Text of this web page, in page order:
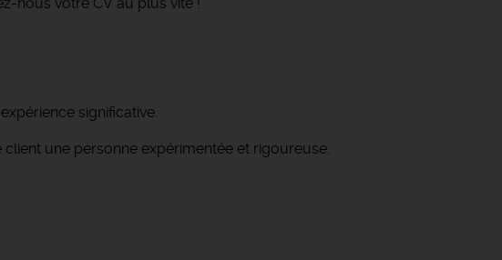
significative.
une personne expérimentée et rigoureuse.